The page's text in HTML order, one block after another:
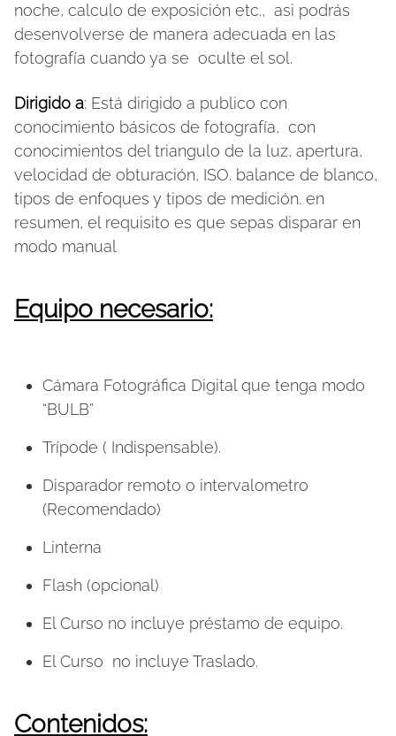
noche, calculo de exposición etc., asi podrás
desenvolverse de manera adecuada en las
fotografía cuando ya se oculte el sol.
Dirigido a: Está dirigido a publico con
conocimiento básicos de fotografía, con
conocimientos del triangulo de la luz, apertura,
velocidad de obturación, ISO. balance de blanco,
tipos de enfoques y tipos de medición. en
resumen, el requisito es que sepas disparar en
modo manual
Equipo necesario:
Cámara Fotográfica Digital que tenga modo
“BULB”
Trípode ( Indispensable).
Disparador remoto o intervalometro
(Recomendado)
Linterna
Flash (opcional)
El Curso no incluye préstamo de equipo.
El Curso no incluye Traslado.
Contenidos: